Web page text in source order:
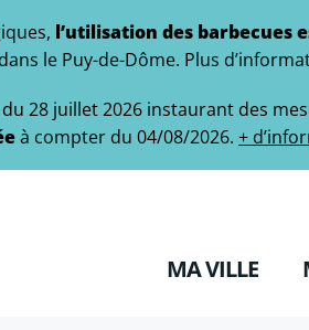
l’utilisation des barbecues
le Puy-de-Dôme. Plus
28 juillet 2026 instaurant des
à compter du 04/08/2026. +
MA VILLE